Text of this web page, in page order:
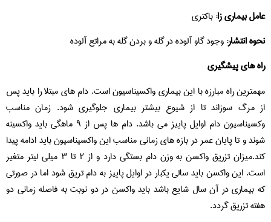
عامل بیماری زا:باکتری
نحوه انتشار:وجود گاو آلوده در گله و بردن گله به مراتع آلوده
راه های پیشگیری
مهمترین راه مبارزه با این بیماری واکسیناسیون است. دام های مبتلا را باید پس
از مرگ سوزاند تا از شیوع بیشتر بیماری جلوگیری شود. زمان مناسب
وکسیناسیون دام اوایل پاییز می باشد. دام ها پس از ۹ ماهگی باید واکسینه
شوند و تا پایان عمر در بازه های زمانی مناسب این واکسیناسیون باید ادامه پیدا
کند.میزان تزریق واکسن به وزن دام بستگی دارد و از ۲ تا ۳ میلی لیتر متغیر
است. این واکسن باید سالی یکبار در اوایل پاییز به دام تریق شود اما در صورتی
که بیماری در آن سال شایع باشد باید واکسن در دو نوبت به فاصله زمانی دو
هفته تزریق گردد.